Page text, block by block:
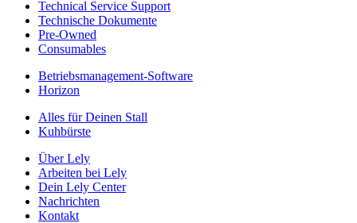
Technical Service Support
Technische Dokumente
Pre-Owned
Consumables
Betriebsmanagement-Software
Horizon
Alles für Deinen Stall
Kuhbürste
Über Lely
Arbeiten bei Lely
Dein Lely Center
Nachrichten
Kontakt